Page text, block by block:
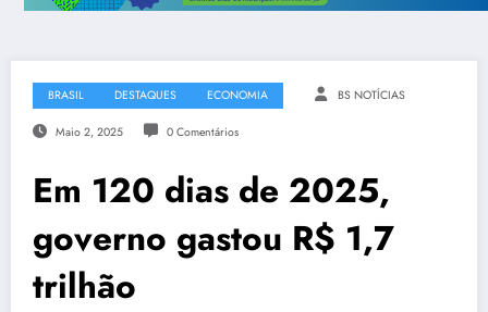
BRASIL DESTAQUES ECONOMIA BS NOTÍCIAS
Maio 2, 2025 0 Comentários
Em 120 dias de 2025,
governo gastou R$ 1,7
trilhão